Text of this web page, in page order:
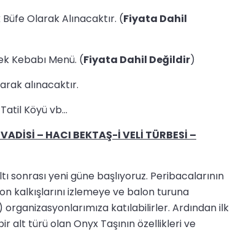
Olarak Alınacaktır. (Fiyata Dahil
Kebabı Menü. (Fiyata Dahil Değildir)
alınacaktır.
Köyü vb...
– HACI BEKTAŞ-İ VELİ TÜRBESİ –
yeni güne başlıyoruz. Peribacalarının
kalkışlarını izlemeye ve balon turuna
katılabilirler. Ardından ilk
alt türü olan Onyx Taşının özellikleri ve